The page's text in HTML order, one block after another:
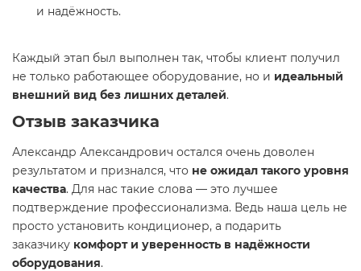
и надёжность.
Каждый этап был выполнен так, чтобы клиент получил
не только работающее оборудование, но и идеальный
внешний вид без лишних деталей.
Отзыв заказчика
Александр Александрович остался очень доволен
результатом и признался, что не ожидал такого уровня
качества. Для нас такие слова — это лучшее
подтверждение профессионализма. Ведь наша цель не
просто установить кондиционер, а подарить
заказчику комфорт и уверенность в надёжности
оборудования.